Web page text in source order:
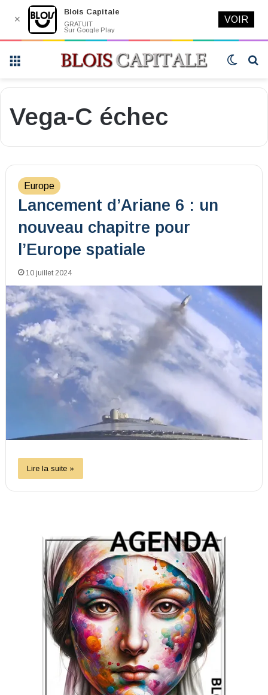
Switch
Vega-C échec
Europe
Lancement d’Ariane 6 : un
nouveau chapitre pour
l’Europe spatiale
10 juillet 2024
Lire la suite »
✕
Blois Capitale
GRATUIT
Sur Google Play
VOIR